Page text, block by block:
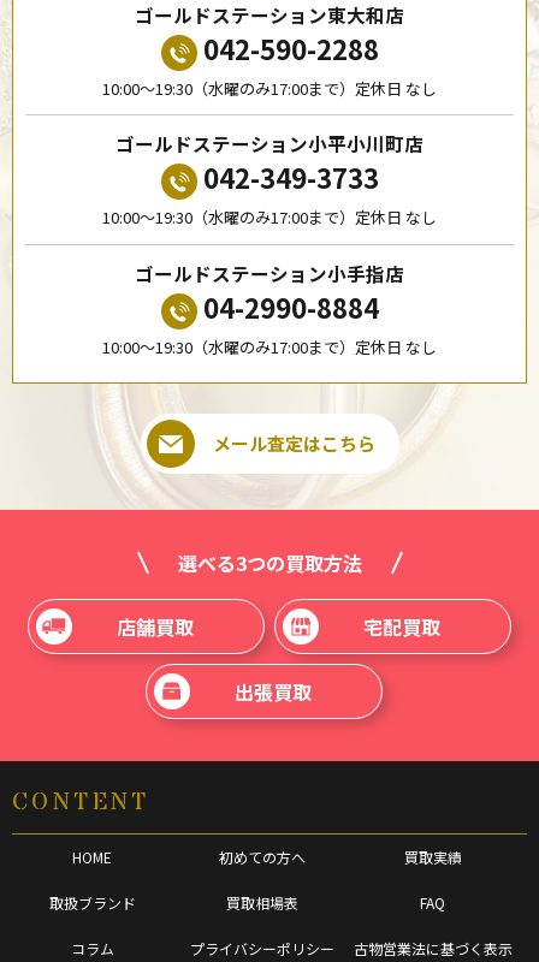
ゴールドステーション東大和店
042-590-2288
10:00〜19:30（水曜のみ17:00まで）定休日 なし
ゴールドステーション小平小川町店
042-349-3733
10:00〜19:30（水曜のみ17:00まで）定休日 なし
ゴールドステーション小手指店
04-2990-8884
10:00〜19:30（水曜のみ17:00まで）定休日 なし
メール査定はこちら
選べる3つの買取方法
店舗買取 宅配買取
出張買取
CONTENT
HOME 初めての方へ 買取実績
取扱ブランド 買取相場表 FAQ
コラム プライバシーポリシー 古物営業法に基づく表示